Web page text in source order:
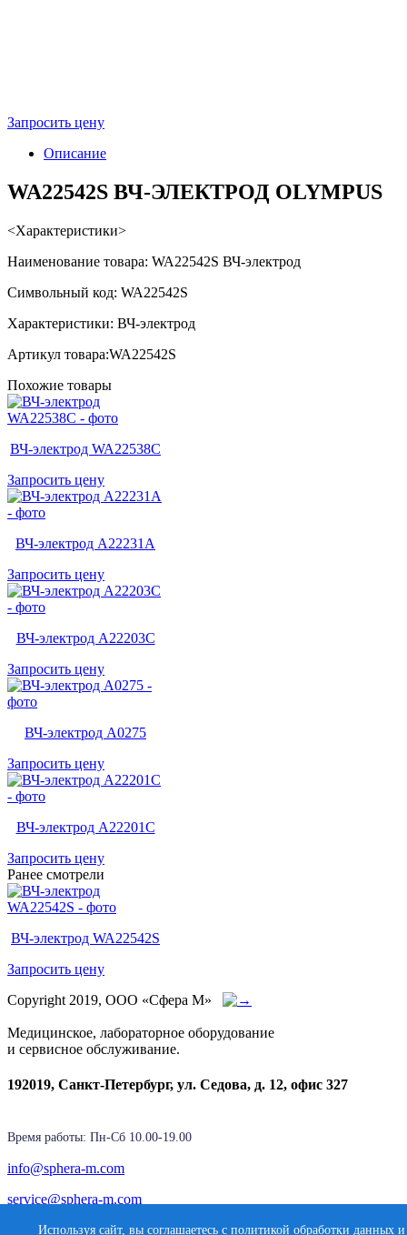
Используя сайт, вы соглашаетесь с политикой обработки данных и
Запросить цену
Описание
WA22542S ВЧ-ЭЛЕКТРОД OLYMPUS
<Характеристики>
Наименование товара: WA22542S ВЧ-электрод
Символьный код: WA22542S
Характеристики: ВЧ-электрод
Артикул товара:WA22542S
Похожие товары
ВЧ-электрод WA22538C
Запросить цену
ВЧ-электрод A22231A
Запросить цену
ВЧ-электрод A22203C
Запросить цену
ВЧ-электрод A0275
Запросить цену
ВЧ-электрод A22201C
Запросить цену
Ранее смотрели
ВЧ-электрод WA22542S
Запросить цену
Copyright 2019, ООО «Сфера М»
Медицинское, лабораторное оборудование
и сервисное обслуживание.
192019, Санкт-Петербург, ул. Седова, д. 12, офис 327
Время работы: Пн-Cб 10.00-19.00
info@sphera-m.com
service@sphera-m.com